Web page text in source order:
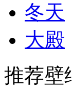
冬天
大殿
推荐壁